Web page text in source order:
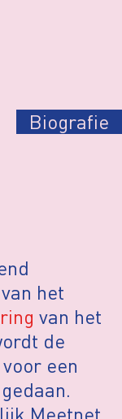
Biografie
het
van het
de
een
Meetnet